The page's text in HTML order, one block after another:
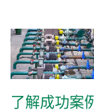
了解成功案